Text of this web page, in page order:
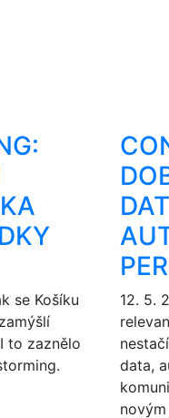
se Košíku
to zaznělo
12. 5.
data,